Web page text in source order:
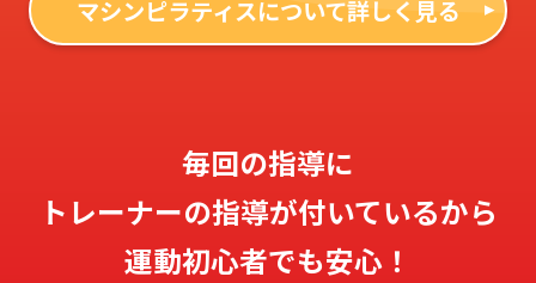
マシンピラティスについて詳しく見る
毎回の指導に
トレーナーの指導が付いているから
運動初心者でも安心！